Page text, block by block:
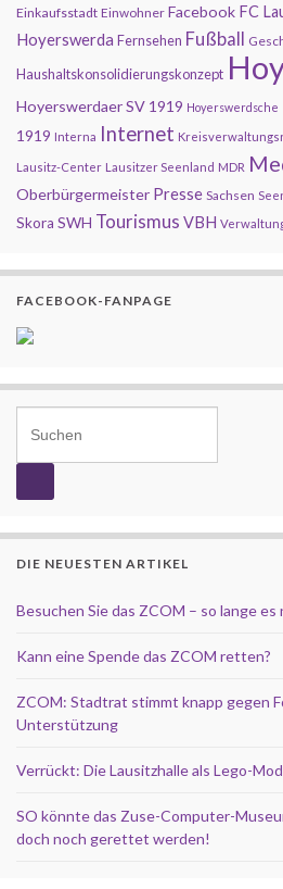
Einkaufsstadt Einwohner Facebook FC
Hoyerswerda Fernsehen Fußball
Haushaltskonsolidierungskonzept
Hoyerswerdaer SV 1919 Hoyerswerdsche
1919 Interna Internet
Lausitz-Center Lausitzer Seenland MDR
Oberbürgermeister Presse Sachsen
Skora SWH Tourismus VBH
FACEBOOK-FANPAGE
DIE NEUESTEN ARTIKEL
Besuchen Sie das ZCOM – so lange
Kann eine Spende das ZCOM retten?
ZCOM: Stadtrat stimmt knapp gegen
Unterstützung
Verrückt: Die Lausitzhalle als Lego-
SO könnte das Zuse-Computer-
doch noch gerettet werden!